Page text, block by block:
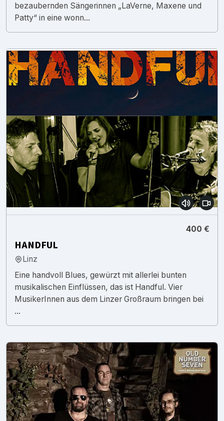
bezaubernden Sängerinnen „LaVerne, Maxene und
Patty“ in eine wonn...
400 €
HANDFUL
Linz
Eine handvoll Blues, gewürzt mit allerlei bunten
musikalischen Einflüssen, das ist Handful. Vier
MusikerInnen aus dem Linzer Großraum bringen bei
...